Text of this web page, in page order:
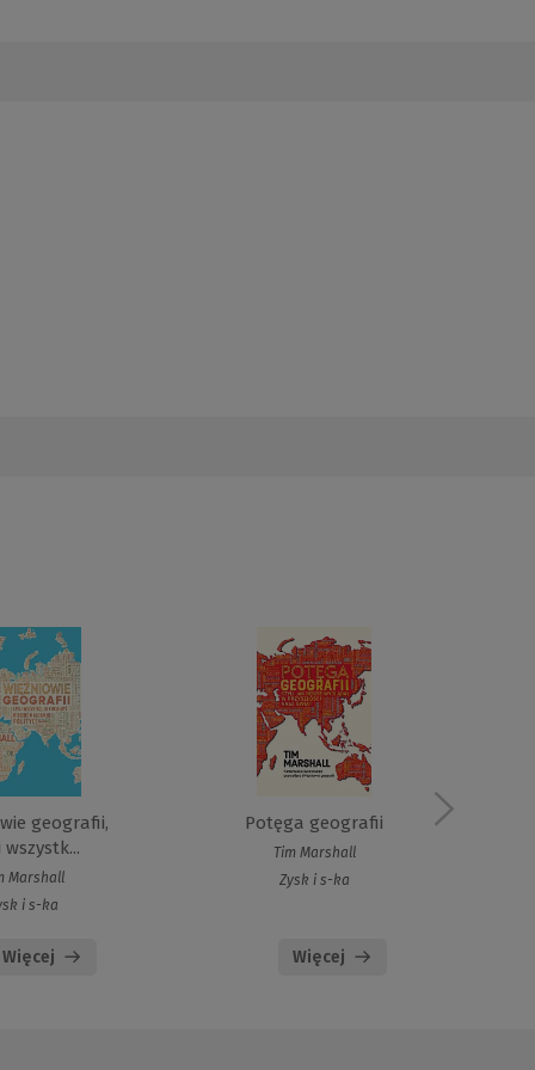
geografii,
wszystk...
Marshall
i s-ka
Więcej
Potęga geografii
Tim Marshall
Zysk i s-ka
Więcej